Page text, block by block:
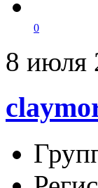
0
8 июля